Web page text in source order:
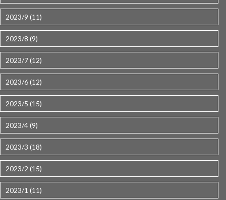
2023/9 (11)
2023/8 (9)
2023/7 (12)
2023/6 (12)
2023/5 (15)
2023/4 (9)
2023/3 (18)
2023/2 (15)
2023/1 (11)